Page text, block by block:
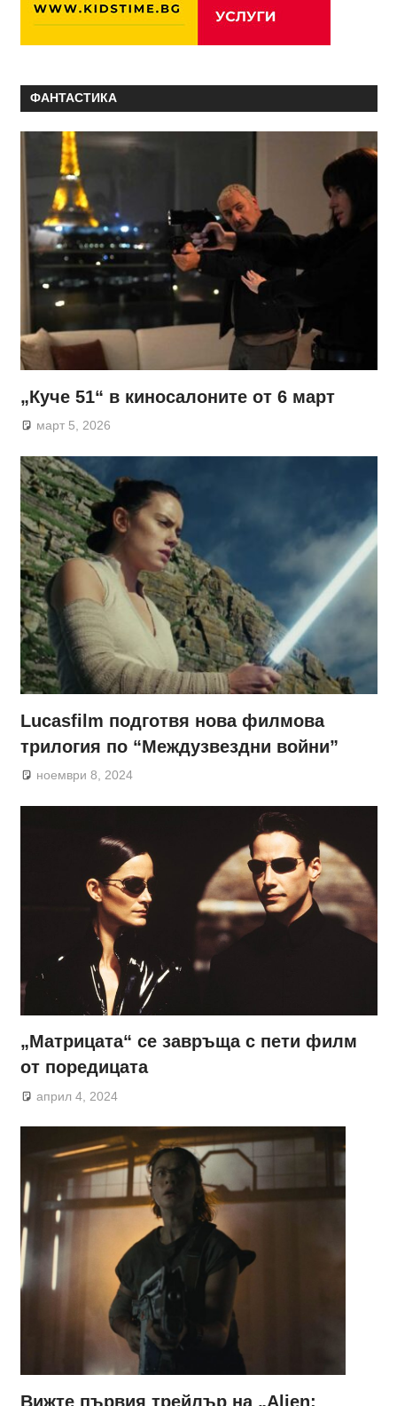
ФАНТАСТИКА
„Куче 51“ в киносалоните от 6 март
март 5, 2026
Lucasfilm подготвя нова филмова
трилогия по “Междузвездни войни”
ноември 8, 2024
„Матрицата“ се завръща с пети филм
от поредицата
април 4, 2024
Вижте първия трейлър на „Alien: